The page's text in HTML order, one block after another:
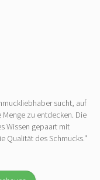
sucht, auf
zu entdecken. Die
Wissen gepaart mit
Qualität des Schmucks."